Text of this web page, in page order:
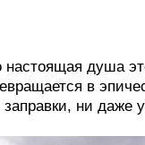
настоящая душа
в
заправки, ни даже